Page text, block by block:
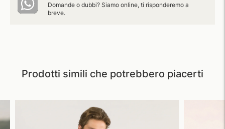
Domande o dubbi? Siamo online, ti risponderemo a
breve.
Prodotti simili che potrebbero piacerti